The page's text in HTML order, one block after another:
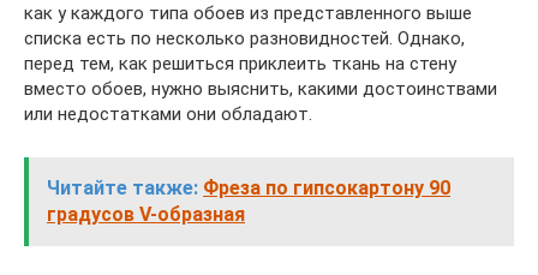
как у каждого типа обоев из представленного выше
списка есть по несколько разновидностей. Однако,
перед тем, как решиться приклеить ткань на стену
вместо обоев, нужно выяснить, какими достоинствами
или недостатками они обладают.
Читайте также: Фреза по гипсокартону 90
градусов V-образная